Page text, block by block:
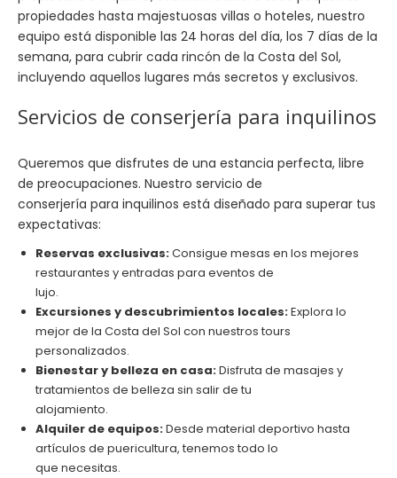
propiedades hasta majestuosas villas o hoteles, nuestro
equipo está disponible las 24 horas del día, los 7 días de la
semana, para cubrir cada rincón de la Costa del Sol,
incluyendo aquellos lugares más secretos y exclusivos.
Servicios de conserjería para inquilinos
Queremos que disfrutes de una estancia perfecta, libre
de preocupaciones. Nuestro servicio de
conserjería para inquilinos está diseñado para superar tus
expectativas:
Reservas exclusivas:Consigue mesas en los mejores
restaurantes y entradas para eventos de
lujo.
Excursiones y descubrimientos locales:Explora lo
mejor de la Costa del Sol con nuestros tours
personalizados.
Bienestar y belleza en casa:Disfruta de masajes y
tratamientos de belleza sin salir de tu
alojamiento.
Alquiler de equipos:Desde material deportivo hasta
artículos de puericultura, tenemos todo lo
que necesitas.